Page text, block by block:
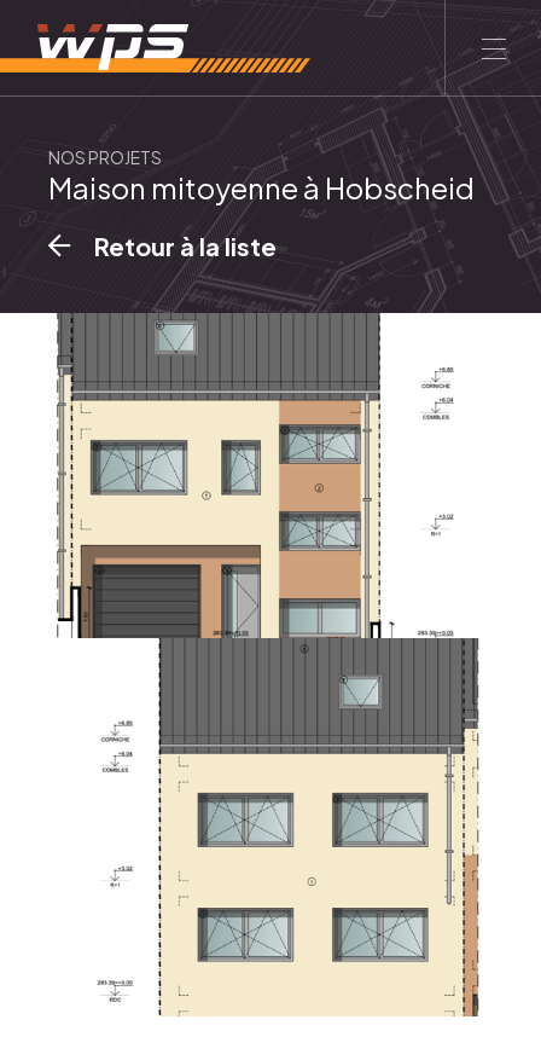
LE GROUPE CONTACT
LU
Entreprise
À propos Equipe
Services
Promotion immobilière Construction
Gestion de chantier Conseil et vente
Expertise de biens
Nos projets
NOS PROJETS
Maison mitoyenne à Hobscheid
Retour à la liste